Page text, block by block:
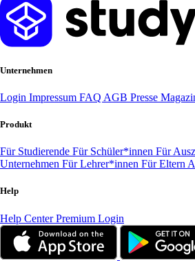
Unternehmen
Login Impressum FAQ AGB Presse
Produkt
Für Studierende Für Schüler*innen Für
Unternehmen Für Lehrer*innen Für Eltern
Help
Help CenterPremium Login